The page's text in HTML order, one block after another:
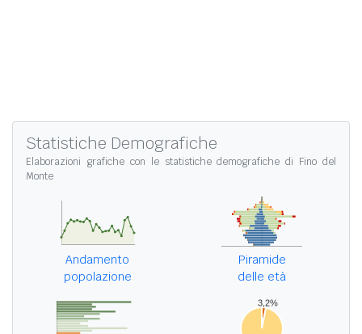
Statistiche Demografiche
Elaborazioni grafiche con le statistiche demografiche di Fino del
Monte
Andamento
popolazione
Piramide
delle età